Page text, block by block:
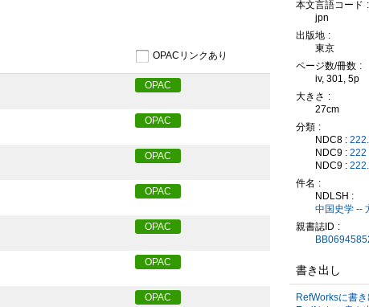
OPACリンクあり
OPAC
OPAC
OPAC
OPAC
OPAC
OPAC
OPAC
本文言語コード
jpn
出版地
東京
ページ数/冊数
iv, 301, 5p
大きさ
27cm
分類
NDC8 :
NDC9 : 222
NDC9 :
件名
NDLSH :
中国史学 --
親書誌ID
書き出し
RefWorksに書き